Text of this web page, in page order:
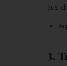
Sus
3.